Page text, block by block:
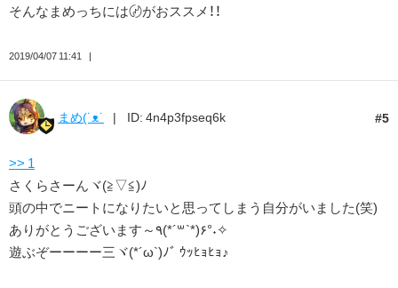
そんなまめっちには〄がおススメ！！
2019/04/07 11:41
5
まめ(˙ᴥ˙ ID: 4n4p3fpseq6k
>> 1
さくらさーんヾ(≧▽≦)ﾉ
頭の中でニートになりたいと思ってしまう自分がいました(笑)
ありがとうございます～٩(*´꒳`*)۶°˖✧
遊ぶぞーーーー三ヾ(*´ω`)ﾉﾞ ｳｯﾋｮﾋｮ♪